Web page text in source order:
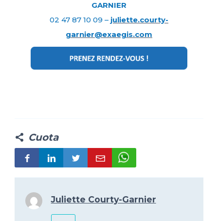
GARNIER
02 47 87 10 09 – juliette.courty-
garnier@exaegis.com
Cuota
Juliette Courty-Garnier